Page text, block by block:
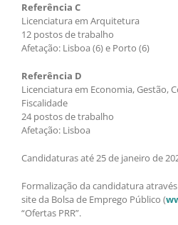
Referência C
Licenciatura em Arquitetura
12 postos de trabalho
Afetação: Lisboa (6) e Porto (6)
Referência D
Licenciatura em Economia, Gestão,
Fiscalidade
24 postos de trabalho
Afetação: Lisboa
Candidaturas até 25 de janeiro de
Formalização da candidatura
site da Bolsa de Emprego Público (
“Ofertas PRR”.